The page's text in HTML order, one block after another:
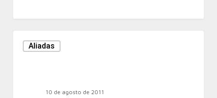
Aliadas
10 de agosto de 2011